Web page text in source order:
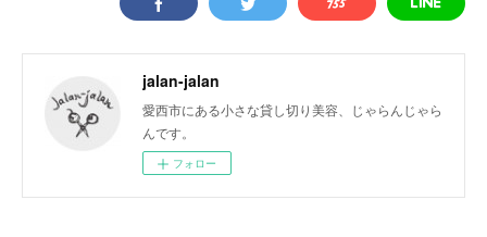
jalan-jalan
愛西市にある小さな貸し切り美容、じゃらんじゃら
んです。
フォロー